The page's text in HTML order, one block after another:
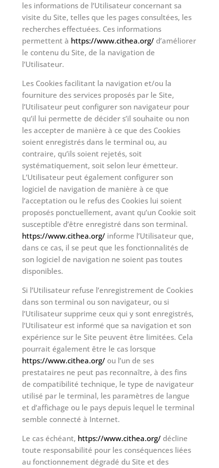
les informations de l’Utilisateur concernant sa
visite du Site, telles que les pages consultées, les
recherches effectuées. Ces informations
permettent à https://www.cithea.org/d’améliorer
le contenu du Site, de la navigation de
l’Utilisateur.
Les Cookies facilitant la navigation et/ou la
fourniture des services proposés par le Site,
l’Utilisateur peut configurer son navigateur pour
qu’il lui permette de décider s’il souhaite ou non
les accepter de manière à ce que des Cookies
soient enregistrés dans le terminal ou, au
contraire, qu’ils soient rejetés, soit
systématiquement, soit selon leur émetteur.
L’Utilisateur peut également configurer son
logiciel de navigation de manière à ce que
l’acceptation ou le refus des Cookies lui soient
proposés ponctuellement, avant qu’un Cookie soit
susceptible d’être enregistré dans son terminal.
https://www.cithea.org/informe l’Utilisateur que,
dans ce cas, il se peut que les fonctionnalités de
son logiciel de navigation ne soient pas toutes
disponibles.
Si l’Utilisateur refuse l’enregistrement de Cookies
dans son terminal ou son navigateur, ou si
l’Utilisateur supprime ceux qui y sont enregistrés,
l’Utilisateur est informé que sa navigation et son
expérience sur le Site peuvent être limitées. Cela
pourrait également être le cas lorsque
https://www.cithea.org/ou l’un de ses
prestataires ne peut pas reconnaître, à des fins
de compatibilité technique, le type de navigateur
utilisé par le terminal, les paramètres de langue
et d’affichage ou le pays depuis lequel le terminal
semble connecté à Internet.
Le cas échéant, https://www.cithea.org/décline
toute responsabilité pour les conséquences liées
au fonctionnement dégradé du Site et des